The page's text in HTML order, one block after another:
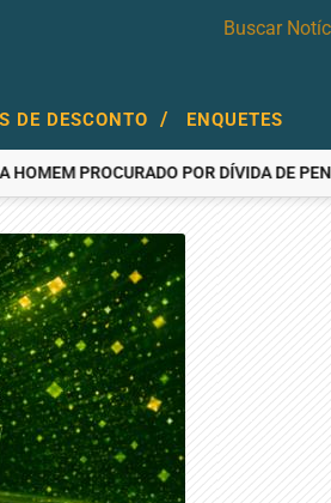
DE DESCONTO / ENQUETES
PROCURADO POR DÍVIDA DE PENSÃO